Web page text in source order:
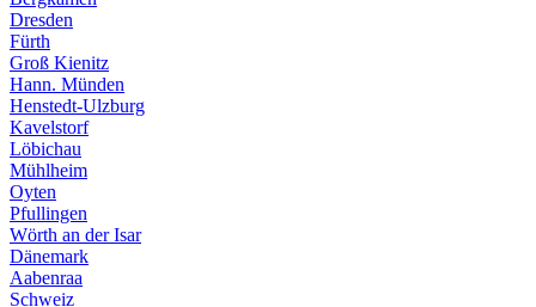
Dresden
Fürth
Groß Kienitz
Hann. Münden
Henstedt-Ulzburg
Kavelstorf
Löbichau
Mühlheim
Oyten
Pfullingen
Wörth an der Isar
Dänemark
Aabenraa
Schweiz